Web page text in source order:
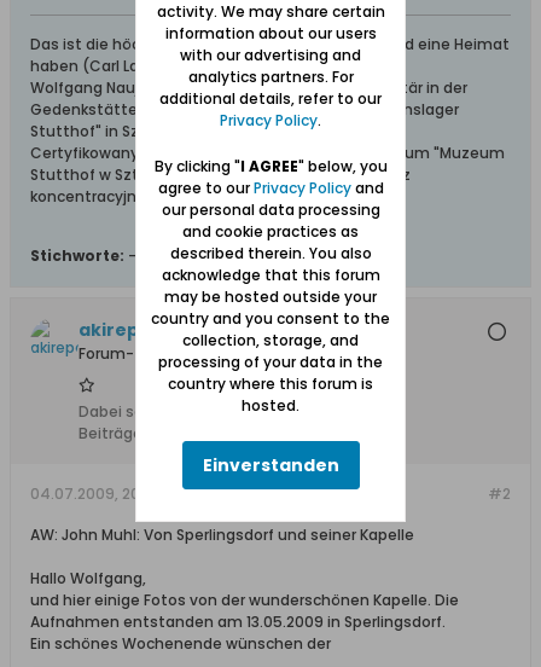
Das ist die höchste aller Gaben: Geborgen sein und eine Heimat
haben (Carl Lange)
Wolfgang Naujocks: Zertifizierter Führer und Volontär in der
Gedenkstätte/Museum "Deutsches Konzentrationslager
Stutthof" in Sztutowo
Certyfikowany przewodnik i wolontariusz po muzeum "Muzeum
Stutthof w Sztutowie - Niemiecki nazistowski obóz
koncentracyjny i zagłady"
Stichworte: -
akirepaul
Forum-Teilnehmer
Dabei seit:
Beiträge:
#2
04.07.2009, 20:24
AW: John Muhl: Von Sperlingsdorf und seiner Kapelle
Hallo Wolfgang,
und hier einige Fotos von der wunderschönen Kapelle. Die
Aufnahmen entstanden am 13.05.2009 in Sperlingsdorf.
Ein schönes Wochenende wünschen der
activity. We may share certain
information about our users
with our advertising and
analytics partners. For
additional details, refer to our
Privacy Policy.
By clicking "I AGREE" below, you
agree to ourPrivacy Policyand
our personal data processing
and cookie practices as
described therein. You also
acknowledge that this forum
may be hosted outside your
country and you consent to the
collection, storage, and
processing of your data in the
country where this forum is
hosted.
Einverstanden